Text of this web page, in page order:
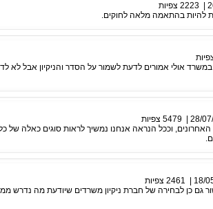
2223 צפיות
להיות בהתאמה מלאה לחוקים.
אולי אמורים לדעת לשמור על הסדר והניקיון אבל לא
28/
5479 צפיות
האחרונים, וככל הנראה אנחנו נמשיך לראות סוגים כאלה של
18/
2461 צפיות
גם כן לבחירה של חברת ניקיון משרדים שיודעת מה נדרש